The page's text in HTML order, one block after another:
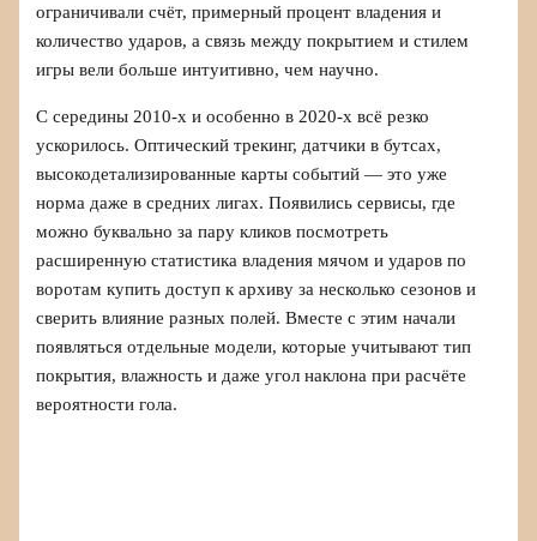
ограничивали счёт, примерный процент владения и
количество ударов, а связь между покрытием и стилем
игры вели больше интуитивно, чем научно.
С середины 2010‑х и особенно в 2020‑х всё резко
ускорилось. Оптический трекинг, датчики в бутсах,
высокодетализированные карты событий — это уже
норма даже в средних лигах. Появились сервисы, где
можно буквально за пару кликов посмотреть
расширенную статистика владения мячом и ударов по
воротам купить доступ к архиву за несколько сезонов и
сверить влияние разных полей. Вместе с этим начали
появляться отдельные модели, которые учитывают тип
покрытия, влажность и даже угол наклона при расчёте
вероятности гола.